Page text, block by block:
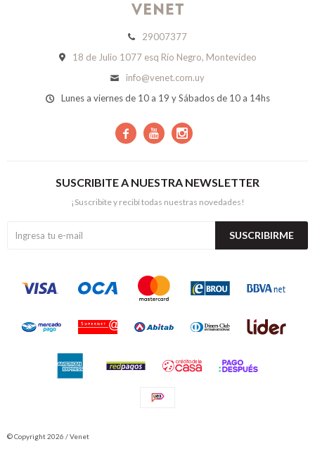
29007377
18 de Julio 1077 esq Río Negro, Montevideo
info@venet.com.uy
Lunes a viernes de 10 a 19 y Sábados de 10 a 14hs
  
SUSCRIBITE A NUESTRA NEWSLETTER
¡Suscribite y recibí todas nuestras novedades!
SUSCRIBIRME
© Copyright 2026 / Venet